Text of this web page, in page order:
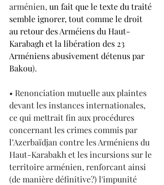
arménien, un fait que le texte du traité
semble ignorer, tout comme le droit
au retour des Arméiens du Haut-
Karabagh et la libération des 23
Arméniens abusivement détenus par
Bakou).
• Renonciation mutuelle aux plaintes
devant les instances internationales,
ce qui mettrait fin aux procédures
concernant les crimes commis par
l’Azerbaïdjan contre les Arméniens du
Haut-Karabakh et les incursions sur le
territoire arménien, renforcant ainsi
(de manière définitive?) l'impunité